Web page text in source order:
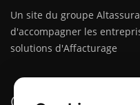
Un site du groupe
d'accompagner les
solutions d'Affacturage